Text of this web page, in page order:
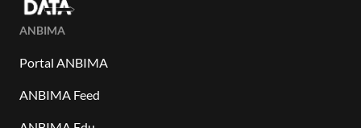
ANBIMA
Portal ANBIMA
ANBIMA Feed